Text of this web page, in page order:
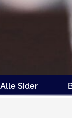
Alle Sider